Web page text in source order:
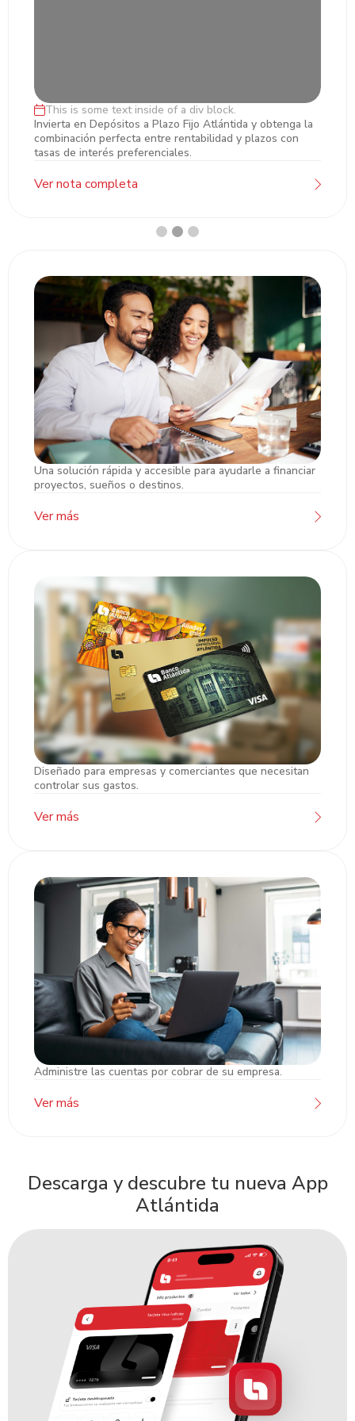
Inversiones en Plazo Fijo
This is some text inside of a div block.
Invierta en Depósitos a Plazo Fijo Atlántida y obtenga la
combinación perfecta entre rentabilidad y plazos con
tasas de interés preferenciales.
Ver nota completa
Préstamo Empresarial
Una solución rápida y accesible para ayudarle a financiar
proyectos, sueños o destinos.
Ver más
Tarjetas de Crédito PYME
Diseñado para empresas y comerciantes que necesitan
controlar sus gastos.
Ver más
Administre las cuentas por cobrar de su empresa.
Ver más
Descarga y descubre tu nueva App
Atlántida